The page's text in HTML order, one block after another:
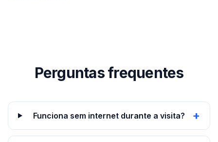
Perguntas frequentes
Funciona sem internet durante a visita? +